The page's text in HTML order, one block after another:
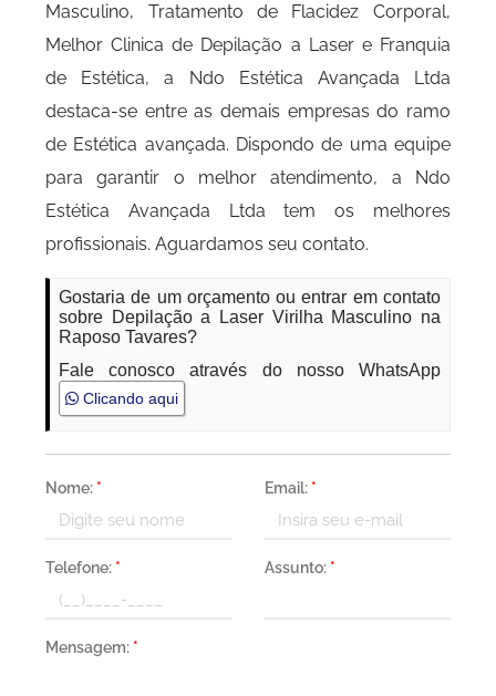
Masculino, Tratamento de Flacidez Corporal,
Melhor Clinica de Depilação a Laser e Franquia
de Estética, a Ndo Estética Avançada Ltda
destaca-se entre as demais empresas do ramo
de Estética avançada. Dispondo de uma equipe
para garantir o melhor atendimento, a Ndo
Estética Avançada Ltda tem os melhores
profissionais. Aguardamos seu contato.
Gostaria de um orçamento ou entrar em contato
sobre Depilação a Laser Virilha Masculino na
Raposo Tavares?
Fale conosco através do nosso WhatsApp
Clicando aqui
Nome: * Email: *
Telefone: * Assunto: *
Mensagem: *